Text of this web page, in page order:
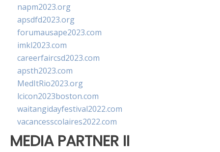
napm2023.org
apsdfd2023.org
forumausape2023.com
imkl2023.com
careerfaircsd2023.com
apsth2023.com
MedItRio2023.org
lcicon2023boston.com
waitangidayfestival2022.com
vacancesscolaires2022.com
MEDIA PARTNER II